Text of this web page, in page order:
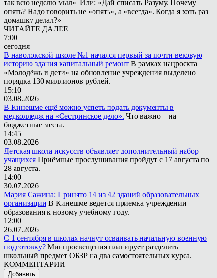
так всю неделю мыл». Или: «Дай списать Разуму. Почему
опять? Надо говорить не «опять», а «всегда». Когда я хоть раз
домашку делал?».
ЧИТАЙТЕ ДАЛЕЕ...
7:00
сегодня
В наволокской школе №1 начался первый за почти вековую
историю здания капитальный ремонт В рамках нацроекта
«Молодёжь и дети» на обновление учреждения выделено
порядка 130 миллионов рублей.
15:10
03.08.2026
В Кинешме ещё можно успеть подать документы в
медколледж на «Сестринское дело». Что важно – на
бюджетные места.
14:45
03.08.2026
Детская школа искусств объявляет дополнительный набор
учащихся Приёмные прослушивания пройдут с 17 августа по
28 августа.
14:00
30.07.2026
Мария Сажина: Принято 14 из 42 зданий образовательных
организаций В Кинешме ведётся приёмка учреждений
образования к новому учебному году.
12:00
26.07.2026
С 1 сентября в школах начнут осваивать начальную военную
подготовку? Минпросвещения планирует разделить
школьный предмет ОБЗР на два самостоятельных курса.
КОММЕНТАРИИ
Добавить